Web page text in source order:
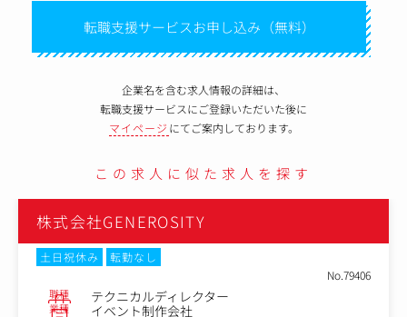
転職支援サービスお申し込み（無料）
企業名を含む求人情報の詳細は、
転職支援サービスにご登録いただいた後に
マイページ にてご案内しております。
この求人に似た求人を探す
株式会社GENEROSITY
土日祝休み
転勤なし
No.79406
職種 テクニカルディレクター
業種 イベント制作会社